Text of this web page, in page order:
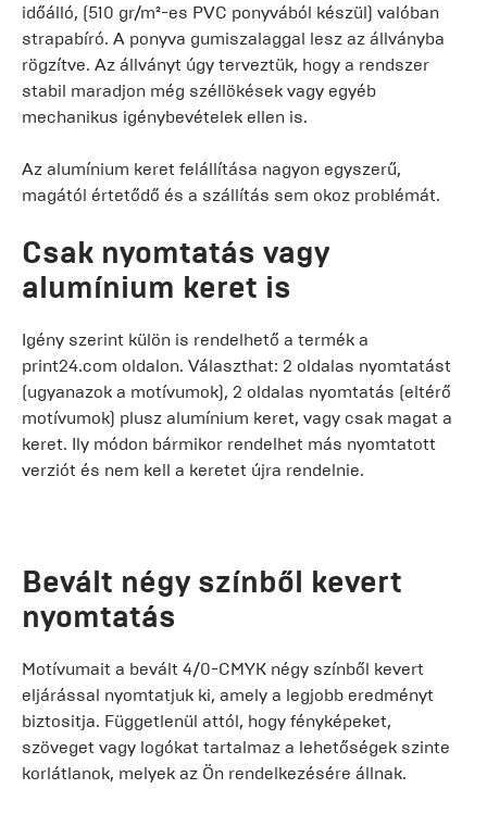
időálló, (510 gr/m²-es PVC ponyvából készül) valóban
strapabíró. A ponyva gumiszalaggal lesz az állványba
rögzítve. Az állványt úgy terveztük, hogy a rendszer
stabil maradjon még széllökések vagy egyéb
mechanikus igénybevételek ellen is.
Az alumínium keret felállítása nagyon egyszerű,
magától értetődő és a szállítás sem okoz problémát.
Csak nyomtatás vagy
alumínium keret is
Igény szerint külön is rendelhető a termék a
print24.com oldalon. Választhat: 2 oldalas nyomtatást
(ugyanazok a motívumok), 2 oldalas nyomtatás (eltérő
motívumok) plusz alumínium keret, vagy csak magat a
keret. Ily módon bármikor rendelhet más nyomtatott
verziót és nem kell a keretet újra rendelnie.
Bevált négy színből kevert
nyomtatás
Motívumait a bevált 4/0-CMYK négy színből kevert
eljárással nyomtatjuk ki, amely a legjobb eredményt
biztositja. Függetlenül attól, hogy fényképeket,
szöveget vagy logókat tartalmaz a lehetőségek szinte
korlátlanok, melyek az Ön rendelkezésére állnak.